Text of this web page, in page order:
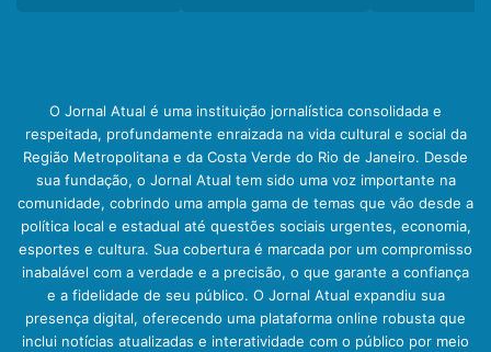
O Jornal Atual é uma instituição jornalística consolidada e
respeitada, profundamente enraizada na vida cultural e social da
Região Metropolitana e da Costa Verde do Rio de Janeiro. Desde
sua fundação, o Jornal Atual tem sido uma voz importante na
comunidade, cobrindo uma ampla gama de temas que vão desde a
política local e estadual até questões sociais urgentes, economia,
esportes e cultura. Sua cobertura é marcada por um compromisso
inabalável com a verdade e a precisão, o que garante a confiança
e a fidelidade de seu público. O Jornal Atual expandiu sua
presença digital, oferecendo uma plataforma online robusta que
inclui notícias atualizadas e interatividade com o público por meio